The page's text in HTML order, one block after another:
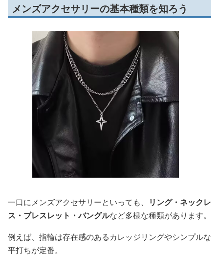
メンズアクセサリーの基本種類を知ろう
一口にメンズアクセサリーといっても、
リング・ネックレ
ス・ブレスレット・バングルなど多様な種類があります。
例えば、指輪は存在感のあるカレッジリングやシンプルな
平打ちが定番。